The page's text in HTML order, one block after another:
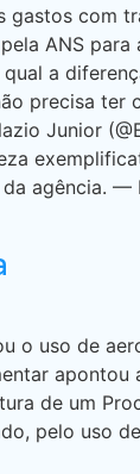
gastos com
ANS
a
precisa ter
Junior
agência. —
o uso de
apontou
de um
pelo uso